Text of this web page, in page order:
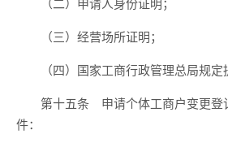
（三）经营场所证明；
（四）国家工商行政管理总局规定
第十五条 申请个体工商户变更登
件：